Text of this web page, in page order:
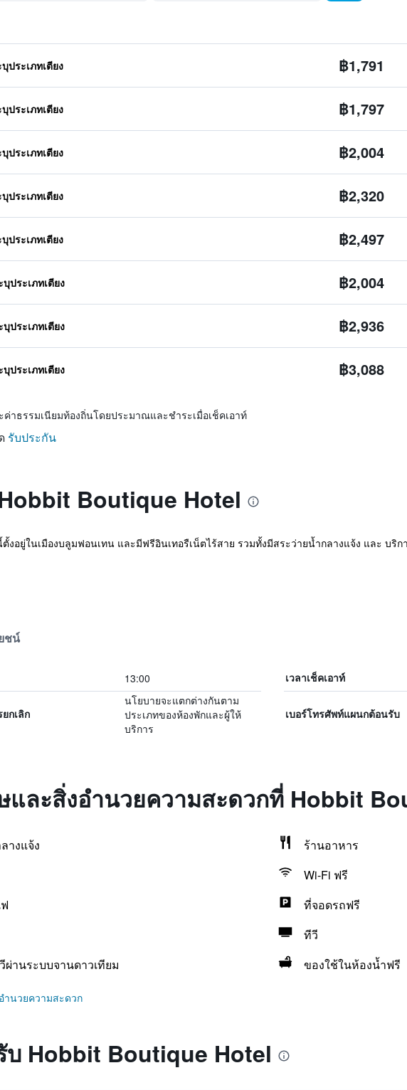
ประเภทเตียง ฿1,791
ประเภทเตียง ฿1,797
ประเภทเตียง ฿2,004
ประเภทเตียง ฿2,320
ประเภทเตียง ฿2,497
ประเภทเตียง ฿2,004
ประเภทเตียง ฿2,936
ประเภทเตียง ฿3,088
าธรรมเนียมท้องถิ่นโดยประมาณและชำระเมื่อเช็คเอาท์
รับประกัน
Boutique Hotel
งอยู่ในเมืองบลูมฟอนเทน และมีฟรีอินเทอรืเน็ตไร้สาย รวมทั้งมีสระว่ายน้ำกลางแจ้ง และ บ
ชน์
13:00 เวลาเช็คเอาท์
กเลิก
นโยบายจะแตกต่างกันตาม
ประเภทของห้องพักและผู้ให้
บริการ
เบอร์โทรศัพท์แผนกต้อนรับ
และสิ่งอำนวยความสะดวกที่ Hobbit
างแจ้ง
ร้านอาหาร
Wi-Fi ฟรี
ที่จอดรถฟรี
ทีวี
ผ่านระบบจานดาวเทียม
ของใช้ในห้องน้ำฟรี
ำนวยความสะดวก
บ Hobbit Boutique Hotel